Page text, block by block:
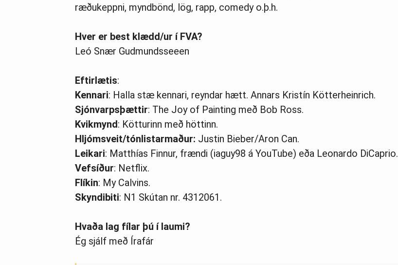
ræðukeppni, myndbönd, lög, rapp, comedy o.þ.h.
Hver er best klædd/ur í FVA?
Leó Snær Gudmundsseeen
Eftirlætis:
Kennari: Halla stæ kennari, reyndar hætt. Annars Kristín Kötterheinrich.
Sjónvarpsþættir: The Joy of Painting með Bob Ross.
Kvikmynd: Kötturinn með höttinn.
Hljómsveit/tónlistarmaður: Justin Bieber/Aron Can.
Leikari: Matthías Finnur, frændi (iaguy98 á YouTube) eða Leonardo DiCaprio.
Vefsíður: Netflix.
Flíkin: My Calvins.
Skyndibiti: N1 Skútan nr. 4312061.
Hvaða lag fílar þú í laumi?
Ég sjálf með Írafár